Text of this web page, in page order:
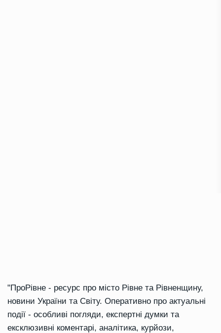
"ПроРівне - ресурс про місто Рівне та Рівненщину,
новини України та Світу. Оперативно про актуальні
події - особливі погляди, експертні думки та
ексклюзивні коментарі, аналітика, курйози,